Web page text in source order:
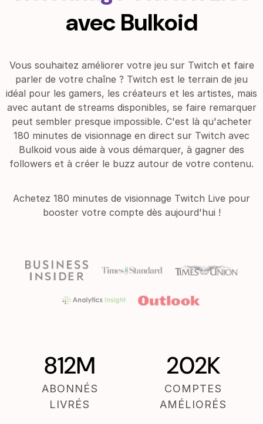
avec Bulkoid
Vous souhaitez améliorer votre jeu sur Twitch et faire
parler de votre chaîne ? Twitch est le terrain de jeu
idéal pour les gamers, les créateurs et les artistes, mais
avec autant de streams disponibles, se faire remarquer
peut sembler presque impossible. C'est là qu'acheter
180 minutes de visionnage en direct sur Twitch avec
Bulkoid vous aide à vous démarquer, à gagner des
followers et à créer le buzz autour de votre contenu.
Achetez 180 minutes de visionnage Twitch Live pour
booster votre compte dès aujourd'hui !
812M
ABONNÉS
LIVRÉS
202K
COMPTES
AMÉLIORÉS